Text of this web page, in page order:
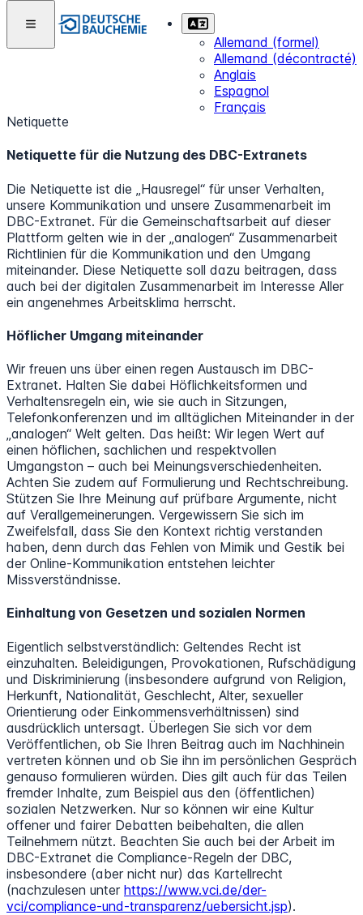
Allemand (formel)
Allemand (décontracté)
Anglais
Espagnol
Français
Netiquette
Netiquette für die Nutzung des DBC-Extranets
Die Netiquette ist die „Hausregel“ für unser Verhalten,
unsere Kommunikation und unsere Zusammenarbeit im
DBC-Extranet. Für die Gemeinschaftsarbeit auf dieser
Plattform gelten wie in der „analogen“ Zusammenarbeit
Richtlinien für die Kommunikation und den Umgang
miteinander. Diese Netiquette soll dazu beitragen, dass
auch bei der digitalen Zusammenarbeit im Interesse Aller
ein angenehmes Arbeitsklima herrscht.
Höflicher Umgang miteinander
Wir freuen uns über einen regen Austausch im DBC-
Extranet. Halten Sie dabei Höflichkeitsformen und
Verhaltensregeln ein, wie sie auch in Sitzungen,
Telefonkonferenzen und im alltäglichen Miteinander in der
„analogen“ Welt gelten. Das heißt: Wir legen Wert auf
einen höflichen, sachlichen und respektvollen
Umgangston – auch bei Meinungsverschiedenheiten.
Achten Sie zudem auf Formulierung und Rechtschreibung.
Stützen Sie Ihre Meinung auf prüfbare Argumente, nicht
auf Verallgemeinerungen. Vergewissern Sie sich im
Zweifelsfall, dass Sie den Kontext richtig verstanden
haben, denn durch das Fehlen von Mimik und Gestik bei
der Online-Kommunikation entstehen leichter
Missverständnisse.
Einhaltung von Gesetzen und sozialen Normen
Eigentlich selbstverständlich: Geltendes Recht ist
einzuhalten. Beleidigungen, Provokationen, Rufschädigung
und Diskriminierung (insbesondere aufgrund von Religion,
Herkunft, Nationalität, Geschlecht, Alter, sexueller
Orientierung oder Einkommensverhältnissen) sind
ausdrücklich untersagt. Überlegen Sie sich vor dem
Veröffentlichen, ob Sie Ihren Beitrag auch im Nachhinein
vertreten können und ob Sie ihn im persönlichen Gespräch
genauso formulieren würden. Dies gilt auch für das Teilen
fremder Inhalte, zum Beispiel aus den (öffentlichen)
sozialen Netzwerken. Nur so können wir eine Kultur
offener und fairer Debatten beibehalten, die allen
Teilnehmern nützt. Beachten Sie auch bei der Arbeit im
DBC-Extranet die Compliance-Regeln der DBC,
insbesondere (aber nicht nur) das Kartellrecht
(nachzulesen unter https://www.vci.de/der-
vci/compliance-und-transparenz/uebersicht.jsp).